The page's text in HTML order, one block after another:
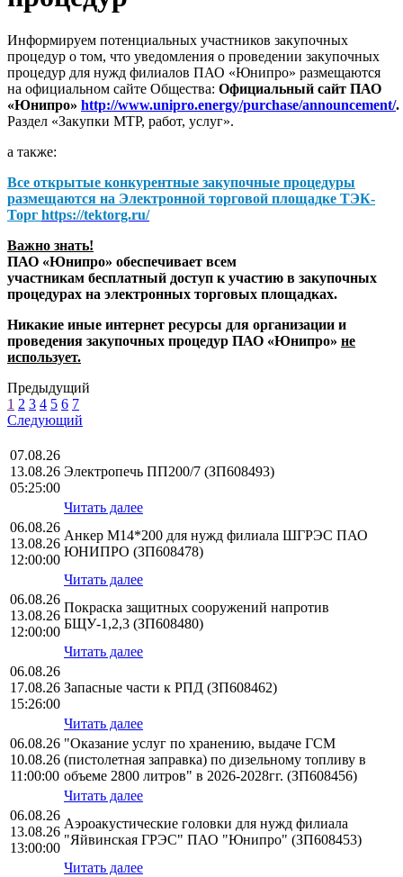
Информируем потенциальных участников закупочных
процедур о том, что уведомления о проведении закупочных
процедур для нужд филиалов ПАО «Юнипро» размещаются
на официальном сайте Общества: Официальный сайт ПАО
«Юнипро» http://www.unipro.energy/purchase/announcement/.
Раздел «Закупки МТР, работ, услуг».
а также:
Все открытые конкурентные закупочные процедуры
размещаются на Электронной торговой площадке ТЭК-
Торг https://tektorg.ru/
Важно знать!
ПАО «Юнипро» обеспечивает всем
участникам бесплатный доступ к участию в закупочных
процедурах на электронных торговых площадках.
Никакие иные интернет ресурсы для организации и
проведения закупочных процедур ПАО «Юнипро» не
использует.
Предыдущий
1 2 3 4 5 6 7
Следующий
07.08.26
13.08.26
05:25:00
Электропечь ПП200/7 (ЗП608493)
Читать далее
06.08.26
13.08.26
12:00:00
Анкер М14*200 для нужд филиала ШГРЭС ПАО
ЮНИПРО (ЗП608478)
Читать далее
06.08.26
13.08.26
12:00:00
Покраска защитных сооружений напротив
БЩУ-1,2,3 (ЗП608480)
Читать далее
06.08.26
17.08.26
15:26:00
Запасные части к РПД (ЗП608462)
Читать далее
06.08.26
10.08.26
11:00:00
"Оказание услуг по хранению, выдаче ГСМ
(пистолетная заправка) по дизельному топливу в
объеме 2800 литров" в 2026-2028гг. (ЗП608456)
Читать далее
06.08.26
13.08.26
13:00:00
Аэроакустические головки для нужд филиала
"Яйвинская ГРЭС" ПАО "Юнипро" (ЗП608453)
Читать далее